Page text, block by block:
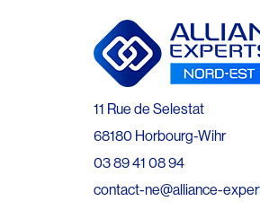
11 Rue de Selestat
68180 Horbourg-Wihr
03 89 41 08 94
contact-ne@alliance-